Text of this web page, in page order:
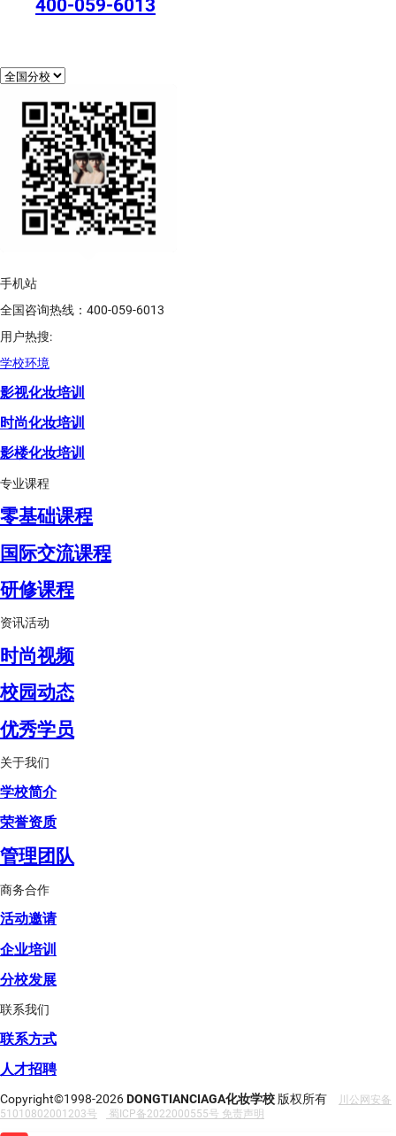
400-059-6013
手机站
全国咨询热线：400-059-6013
用户热搜:
学校环境
影视化妆培训
时尚化妆培训
影楼化妆培训
专业课程
零基础课程
国际交流课程
研修课程
资讯活动
时尚视频
校园动态
优秀学员
关于我们
学校简介
荣誉资质
管理团队
商务合作
活动邀请
企业培训
分校发展
联系我们
联系方式
人才招聘
Copyright©1998-2026DONGTIANCIAGA化妆学校 版权所有
川公网安备
51010802001203号
蜀ICP备2022000555号 免责声明